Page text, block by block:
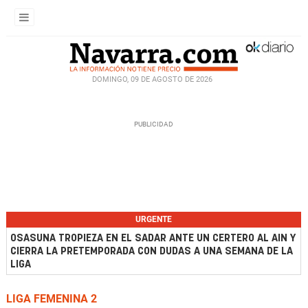
DOMINGO, 09 DE AGOSTO DE 2026
URGENTE
OSASUNA TROPIEZA EN EL SADAR ANTE UN CERTERO AL AIN Y
CIERRA LA PRETEMPORADA CON DUDAS A UNA SEMANA DE LA
LIGA
LIGA FEMENINA 2